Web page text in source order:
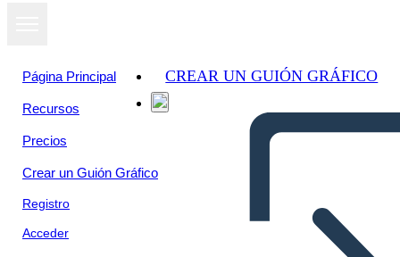
Página Principal
Recursos
Precios
Crear un Guión Gráfico
Registro
Acceder
CREAR UN GUIÓN GRÁFICO